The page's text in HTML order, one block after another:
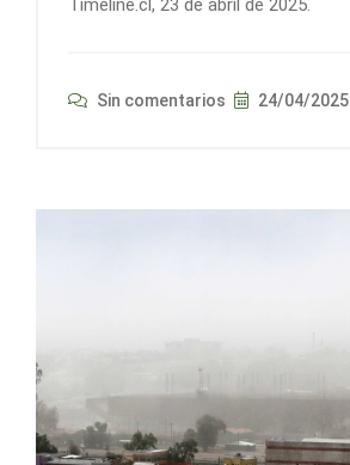
Sin comentarios 24/04/2025